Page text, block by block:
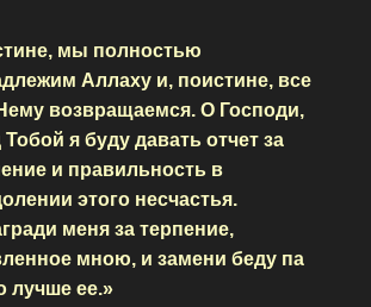
мы полностью
Аллаху и, поистине, все
возвращаемся. О Господи,
Тобой я буду давать отчет за
и правильность в
этого несчастья.
меня за терпение,
мною, и замени беду па
лучше ее.»